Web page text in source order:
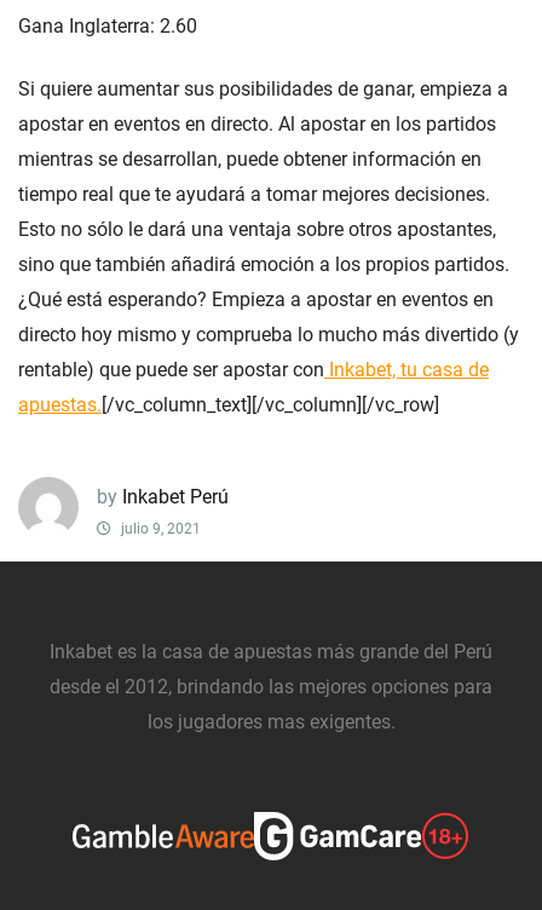
Gana Inglaterra: 2.60
Si quiere aumentar sus posibilidades de ganar, empieza a
apostar en eventos en directo. Al apostar en los partidos
mientras se desarrollan, puede obtener información en
tiempo real que te ayudará a tomar mejores decisiones.
Esto no sólo le dará una ventaja sobre otros apostantes,
sino que también añadirá emoción a los propios partidos.
¿Qué está esperando? Empieza a apostar en eventos en
directo hoy mismo y comprueba lo mucho más divertido (y
rentable) que puede ser apostar con Inkabet, tu casa de
apuestas. [/vc_column_text][/vc_column][/vc_row]
by Inkabet Perú
julio 9, 2021
Inkabet es la casa de apuestas más grande del Perú
desde el 2012, brindando las mejores opciones para
los jugadores mas exigentes.